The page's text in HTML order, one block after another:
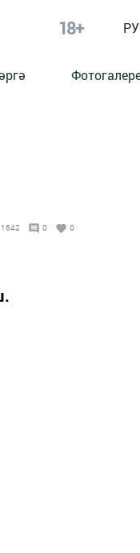
18+
1642 0 0